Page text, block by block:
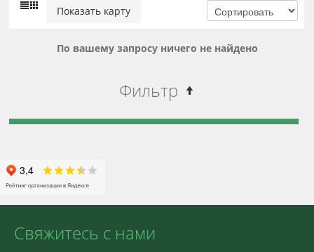
Показать карту
По вашему запросу ничего не найдено
Фильтр
Свяжитесь с нами